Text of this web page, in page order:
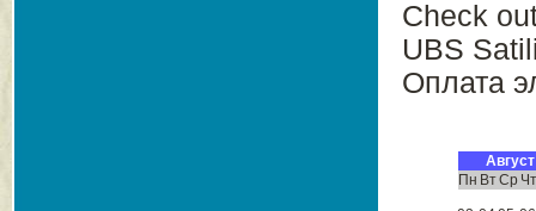
Check
UBS
Оплата
Пн ВтСр